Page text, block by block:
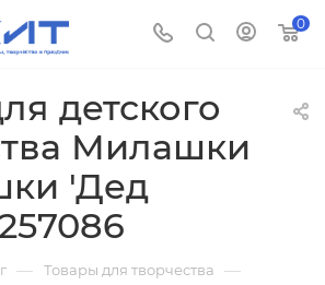
0
детского
Милашки
'Дед
— Товары для творчества —